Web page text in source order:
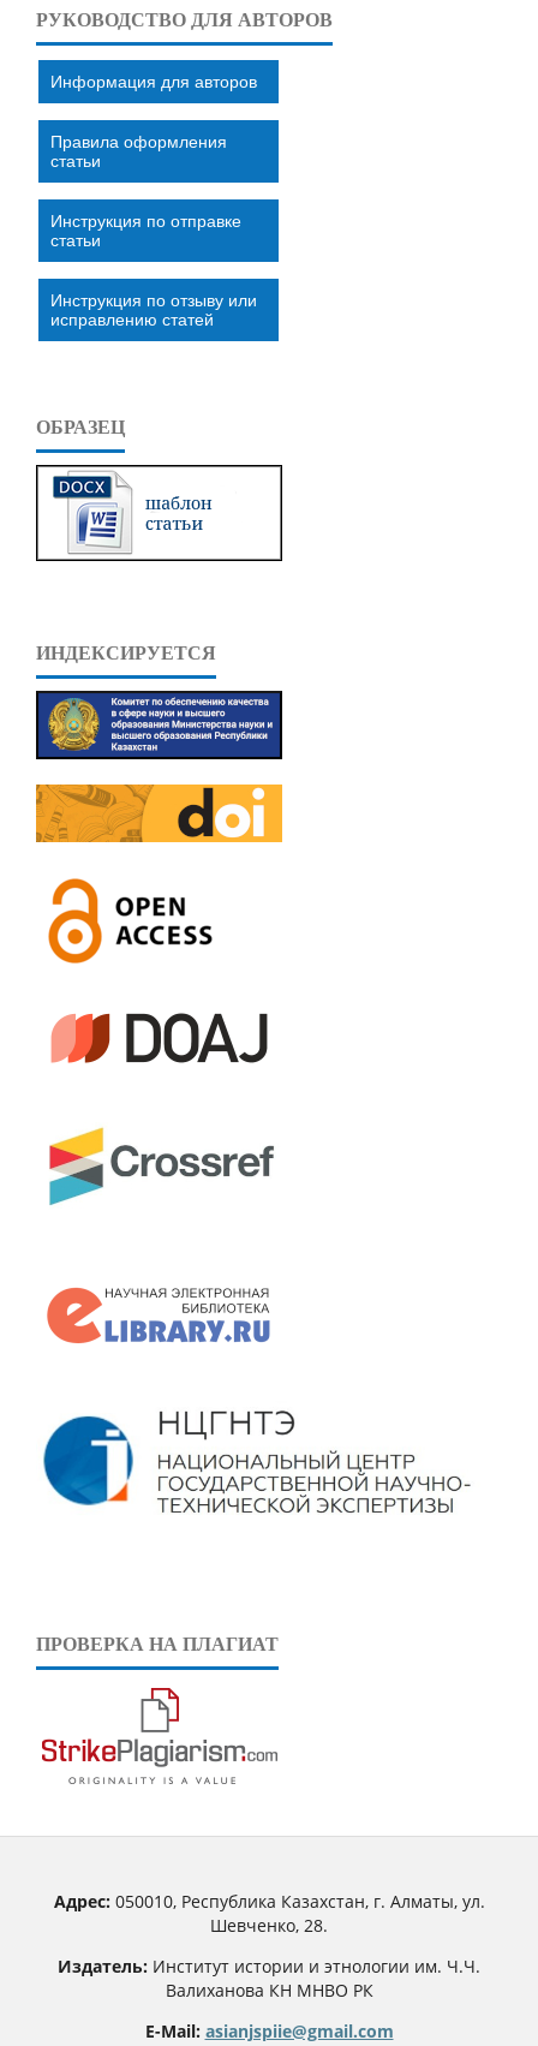
РУКОВОДСТВО ДЛЯ АВТОРОВ
Информация для авторов
Правила оформления
статьи
Инструкция по отправке
статьи
Инструкция по отзыву или
исправлению статей
ОБРАЗЕЦ
ИНДЕКСИРУЕТСЯ
ПРОВЕРКА НА ПЛАГИАТ
Адрес:050010, Республика Казахстан, г. Алматы, ул.
Шевченко, 28.
Издатель: Институт истории и этнологии им. Ч.Ч.
Валиханова КН МНВО РК
E-Mail: asianjspiie@gmail.com